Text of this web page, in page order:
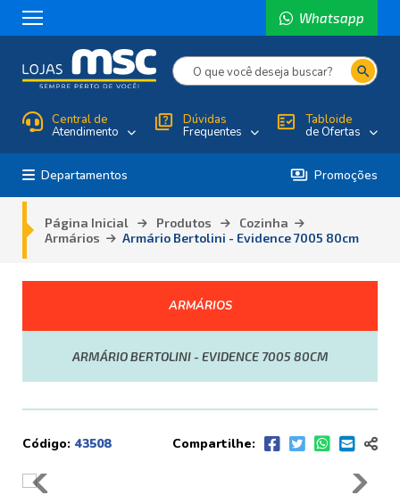
Whatsapp
search
Central de
Atendimento quiz Dúvidas
Frequentes fact_check Tabloide
de Ofertas
Departamentos payments Promoções
Página Inicial Produtos
Cozinha
Armários
Armário Bertolini - Evidence 7005 80cm
ARMÁRIOS
ARMÁRIO BERTOLINI - EVIDENCE 7005 80CM
Código: 43508 Compartilhe: